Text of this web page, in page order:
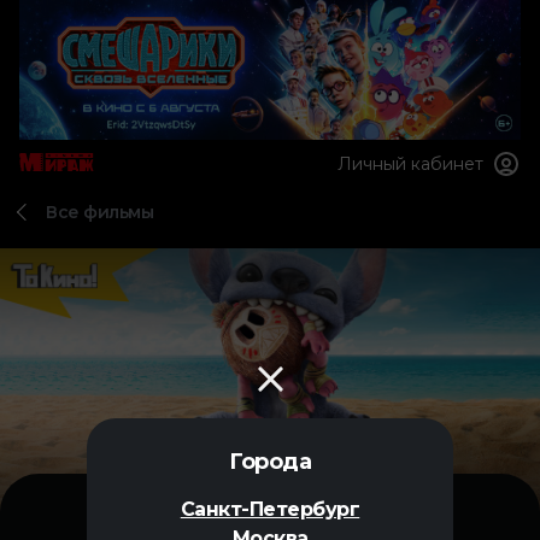
Города
Санкт-Петербург
Личный кабинет
Все фильмы